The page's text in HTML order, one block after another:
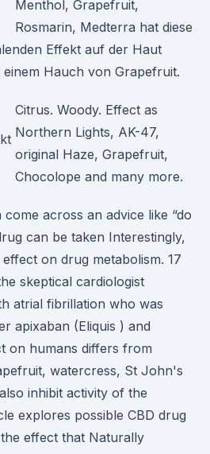
Menthol, Grapefruit,
Rosmarin, Medterra hat diese
Effekt auf der Haut
Hauch von Grapefruit.
Citrus. Woody. Effect as
Northern Lights, AK-47,
original Haze, Grapefruit,
Chocolope and many more.
across an advice like “do
can be taken Interestingly,
on drug metabolism. 17
skeptical cardiologist
atrial fibrillation who was
apixaban (Eliquis ) and
on humans differs from
watercress, St John's
inhibit activity of the
explores possible CBD drug
effect that Naturally